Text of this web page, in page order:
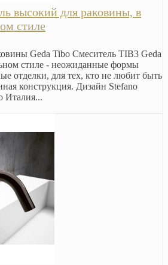
высокий для раковины, в
стиле
Geda Tibo Смеситель TIB3 Geda
стиле - неожиданные формы
отделки, для тех, кто не любит быть
конструкция. Дизайн Stefano
Италия...